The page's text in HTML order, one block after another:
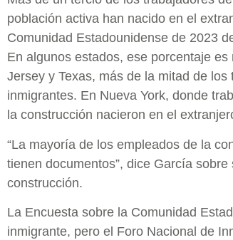
población activa han nacido en el
Comunidad Estadounidense de 2023
En algunos estados, ese porcentaje
Jersey y Texas, más de la mitad de
inmigrantes. En Nueva York, donde
la construcción nacieron en el
“La mayoría de los empleados de la
tienen documentos”, dice García
construcción.
La Encuesta sobre la Comunidad
inmigrante, pero el Foro Nacional de